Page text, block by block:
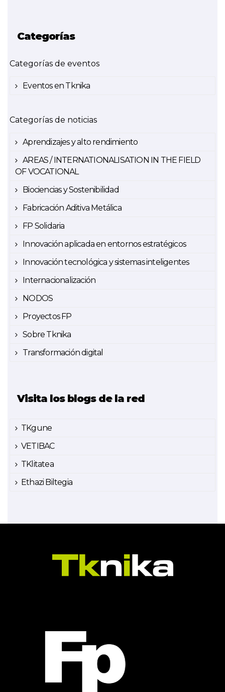
Categorías
Categorías de eventos
Eventos en Tknika
Categorías de noticias
Aprendizajes y alto rendimiento
AREAS / INTERNATIONALISATION IN THE FIELD
OF VOCATIONAL
Biociencias y Sostenibilidad
Fabricación Aditiva Metálica
FP Solidaria
Innovación aplicada en entornos estratégicos
Innovación tecnológica y sistemas inteligentes
Internacionalización
NODOS
Proyectos FP
Sobre Tknika
Transformación digital
Visita los blogs de la red
TKgune
VETIBAC
TKlitatea
Ethazi Biltegia